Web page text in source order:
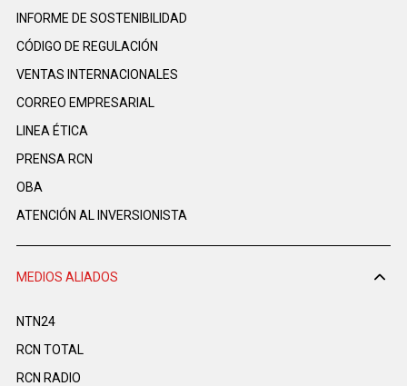
INFORME DE SOSTENIBILIDAD
CÓDIGO DE REGULACIÓN
VENTAS INTERNACIONALES
CORREO EMPRESARIAL
LINEA ÉTICA
PRENSA RCN
OBA
ATENCIÓN AL INVERSIONISTA
MEDIOS ALIADOS
NTN24
RCN TOTAL
RCN RADIO